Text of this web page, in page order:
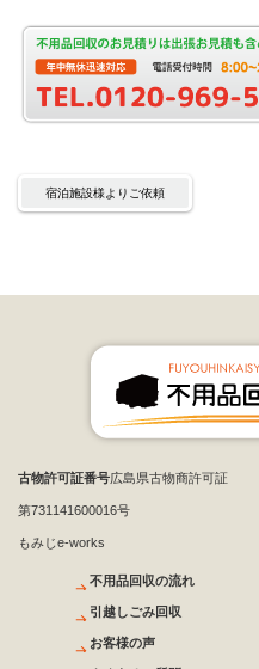
宿泊施設様よりご依頼
古物許可証番号広島県古物商許可証
第731141600016号
もみじe-works
不用品回収の流れ
引越しごみ回収
お客様の声